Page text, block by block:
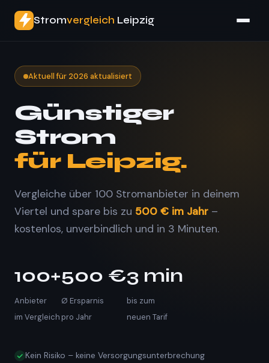
Stromvergleich Leipzig
Aktuell für 2026 aktualisiert
Günstiger
Strom
für Leipzig.
Vergleiche über 100 Stromanbieter in deinem
Viertel und spare bis zu 500 € im Jahr –
kostenlos, unverbindlich und in 3 Minuten.
100+
Anbieter
im Vergleich
500 €
Ø Ersparnis
pro Jahr
3 min
bis zum
neuen Tarif
Kein Risiko – keine Versorgungsunterbrechung